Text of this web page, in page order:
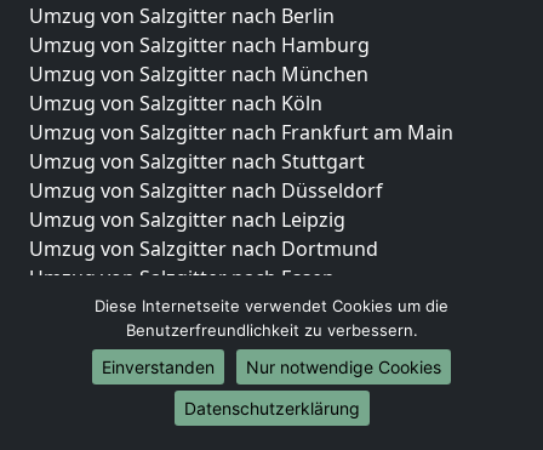
Umzug von Salzgitter nach Berlin
Umzug von Salzgitter nach Hamburg
Umzug von Salzgitter nach München
Umzug von Salzgitter nach Köln
Umzug von Salzgitter nach Frankfurt am Main
Umzug von Salzgitter nach Stuttgart
Umzug von Salzgitter nach Düsseldorf
Umzug von Salzgitter nach Leipzig
Umzug von Salzgitter nach Dortmund
Umzug von Salzgitter nach Essen
Umzug von Salzgitter nach Bremen
Umzug von Salzgitter nach Dresden
Umzug von Salzgitter nach Hannover
Umzug von Salzgitter nach Nürnberg
Umzug von Salzgitter nach Duisburg
Diese Internetseite verwendet Cookies um die
Benutzerfreundlichkeit zu verbessern.
Einverstanden
Nur notwendige Cookies
Datenschutzerklärung